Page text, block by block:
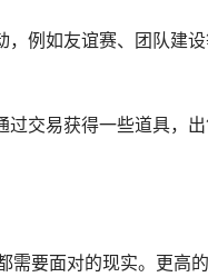
例如友谊赛、团队建
交易获得一些道具，
需要面对的现实。更高